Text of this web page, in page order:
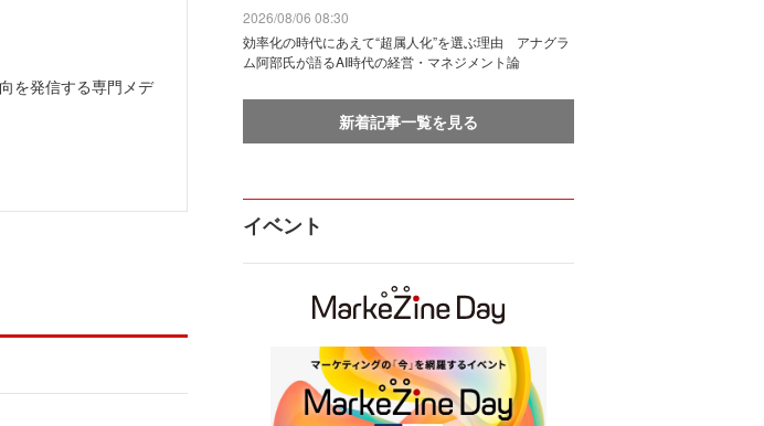
を発信する専門メデ
2026/08/06 08:30
効率化の時代にあえて“超属人化”を選ぶ理由 アナグラ
ム阿部氏が語るAI時代の経営・マネジメント論
新着記事一覧を見る
イベント